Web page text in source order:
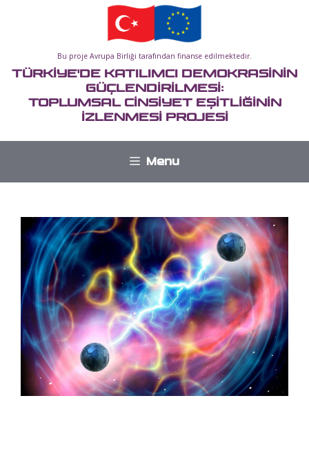
Bu proje Avrupa Birliği tarafından finanse edilmektedir.
TÜRKİYE'DE KATILIMCI DEMOKRASİNİN
GÜÇLENDİRİLMESİ:
TOPLUMSAL CİNSİYET EŞİTLİĞİNİN
İZLENMESİ PROJESİ
Menu